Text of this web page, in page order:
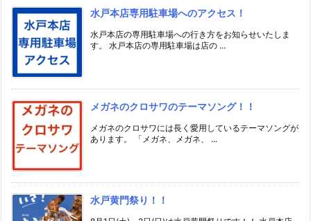
水戸本店専用駐車場へのアクセス！
水戸本店の専用駐車場への行き方をお知らせいたしま
す。 水戸本店の専用駐車場は店の ...
メガネのクロサワのテーマソング！！
メガネのクロサワには長く愛用しているテーマソングが
あります。 「メガネ、メガネ、 ...
水戸黄門祭り！！